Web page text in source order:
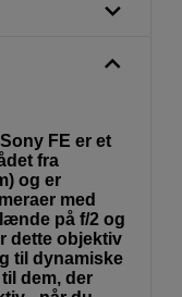
FE er et
fra
og er
med
på f/2 og
dette objektiv
til dynamiske
dem, der